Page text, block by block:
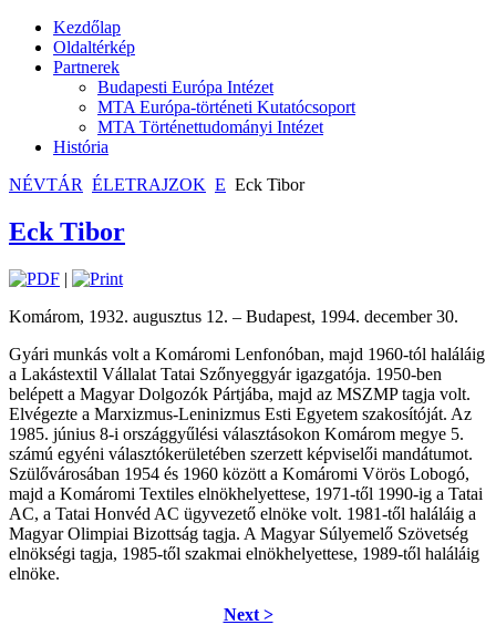
Kezdőlap
Oldaltérkép
Partnerek
Budapesti Európa Intézet
MTA Európa-történeti Kutatócsoport
MTA Történettudományi Intézet
História
NÉVTÁR ÉLETRAJZOK E Eck Tibor
Eck Tibor
|
Komárom, 1932. augusztus 12. – Budapest, 1994. december 30.
Gyári munkás volt a Komáromi Lenfonóban, majd 1960-tól haláláig
a Lakástextil Vállalat Tatai Szőnyeggyár igazgatója. 1950-ben
belépett a Magyar Dolgozók Pártjába, majd az MSZMP tagja volt.
Elvégezte a Marxizmus-Leninizmus Esti Egyetem szakosítóját. Az
1985. június 8-i országgyűlési választásokon Komárom megye 5.
számú egyéni választókerületében szerzett képviselői mandátumot.
Szülővárosában 1954 és 1960 között a Komáromi Vörös Lobogó,
majd a Komáromi Textiles elnökhelyettese, 1971-től 1990-ig a Tatai
AC, a Tatai Honvéd AC ügyvezető elnöke volt. 1981-től haláláig a
Magyar Olimpiai Bizottság tagja. A Magyar Súlyemelő Szövetség
elnökségi tagja, 1985-től szakmai elnökhelyettese, 1989-től haláláig
elnöke.
Next >